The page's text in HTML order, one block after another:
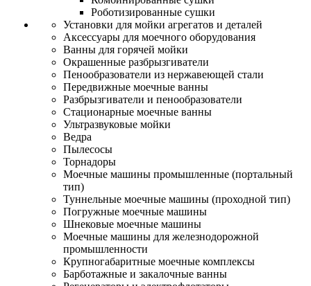
Роботизированные сушки
Установки для мойки агрегатов и деталей
Аксессуары для моечного оборудования
Ванны для горячей мойки
Окрашенные разбрызгиватели
Пенообразователи из нержавеющей стали
Передвижные моечные ванны
Разбрызгиватели и пенообразователи
Стационарные моечные ванны
Ультразвуковые мойки
Ведра
Пылесосы
Торнадоры
Моечные машины промышленные (портальный
тип)
Туннельные моечные машины (проходной тип)
Погружные моечные машины
Шнековые моечные машины
Моечные машины для железнодорожной
промышленности
Крупногабаритные моечные комплексы
Барботажные и закалочные ванны